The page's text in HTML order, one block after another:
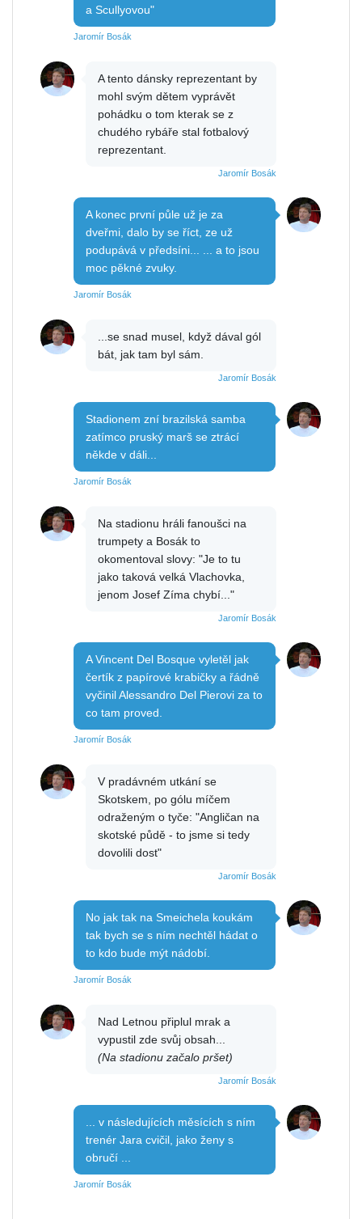
a Scullyovou"
Jaromír Bosák
A tento dánsky reprezentant by
mohl svým dětem vyprávět
pohádku o tom kterak se z
chudého rybáře stal fotbalový
reprezentant.
Jaromír Bosák
A konec první půle už je za
dveřmi, dalo by se říct, ze už
podupává v předsíni... ... a to jsou
moc pěkné zvuky.
Jaromír Bosák
...se snad musel, když dával gól
bát, jak tam byl sám.
Jaromír Bosák
Stadionem zní brazilská samba
zatímco pruský marš se ztrácí
někde v dáli...
Jaromír Bosák
Na stadionu hráli fanoušci na
trumpety a Bosák to
okomentoval slovy: "Je to tu
jako taková velká Vlachovka,
jenom Josef Zíma chybí..."
Jaromír Bosák
A Vincent Del Bosque vyletěl jak
čertík z papírové krabičky a řádně
vyčinil Alessandro Del Pierovi za to
co tam proved.
Jaromír Bosák
V pradávném utkání se
Skotskem, po gólu míčem
odraženým o tyče: "Angličan na
skotské půdě - to jsme si tedy
dovolili dost"
Jaromír Bosák
No jak tak na Smeichela koukám
tak bych se s ním nechtěl hádat o
to kdo bude mýt nádobí.
Jaromír Bosák
Nad Letnou připlul mrak a
vypustil zde svůj obsah...
(Na stadionu začalo pršet)
Jaromír Bosák
... v následujících měsících s ním
trenér Jara cvičil, jako ženy s
obručí ...
Jaromír Bosák